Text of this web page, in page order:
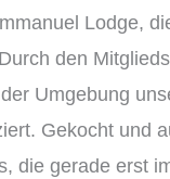
Lodge,
den
Umgebung
Gekocht und
die gerade erst